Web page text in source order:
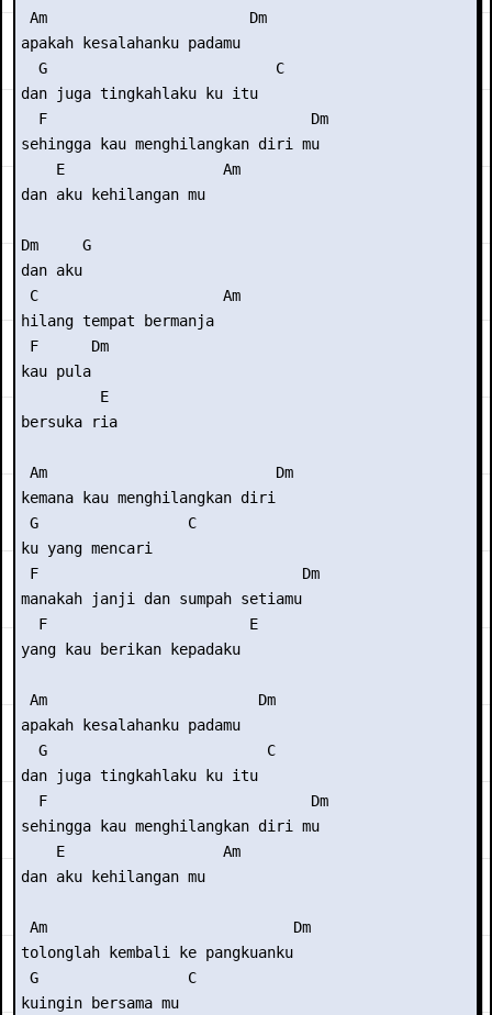
Am                       Dm
apakah kesalahanku padamu
  G                          C
dan juga tingkahlaku ku itu
  F                              Dm
sehingga kau menghilangkan diri mu
    E                  Am
dan aku kehilangan mu
Dm     G
dan aku
C                     Am
hilang tempat bermanja
F      Dm
kau pula
         E
bersuka ria
Am                          Dm
kemana kau menghilangkan diri
G                 C
ku yang mencari
F                              Dm
manakah janji dan sumpah setiamu
  F                       E
yang kau berikan kepadaku
Am                        Dm
apakah kesalahanku padamu
  G                         C
dan juga tingkahlaku ku itu
  F                              Dm
sehingga kau menghilangkan diri mu
    E                  Am
dan aku kehilangan mu
Am                            Dm
tolonglah kembali ke pangkuanku
G                 C
kuingin bersama mu